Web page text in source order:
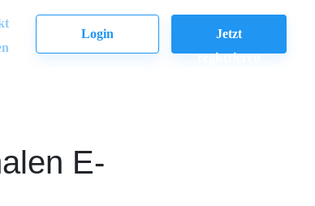
Login
Jetzt
registrieren
E-